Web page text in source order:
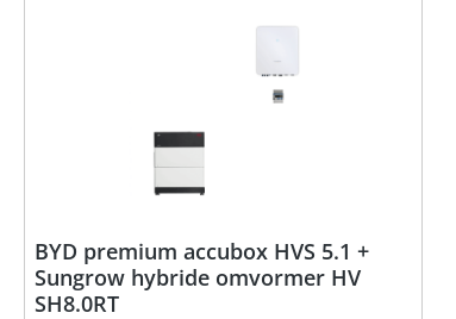
BYD premium accubox HVS 5.1 +
Sungrow hybride omvormer HV
SH8.0RT